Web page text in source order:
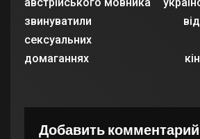
звинуватили
сексуальних
домаганнях
Добавить комментарий